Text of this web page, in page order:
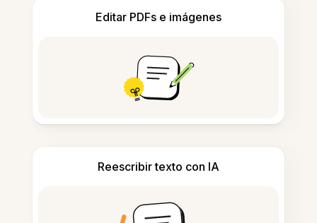
Editar PDFs e imágenes
Reescribir texto con IA